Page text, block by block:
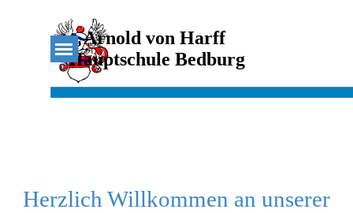
Arnold von Harff
Hauptschule Bedburg
Menü überspringen
Herzlich Willkommen an unserer